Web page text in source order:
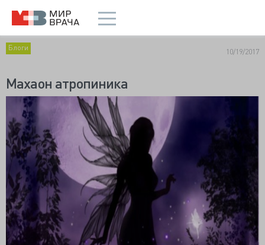
Блоги 10/19/2017
Махаон атропиника